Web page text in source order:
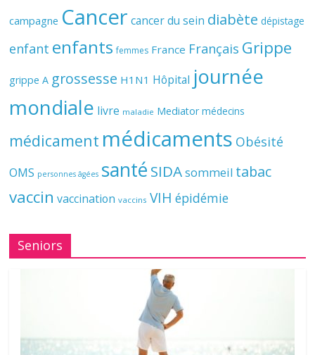
campagne Cancer cancer du sein diabète dépistage
enfant enfants femmes France Français Grippe
grippe A grossesse H1N1 Hôpital journée
mondiale livre maladie Mediator médecins
médicament médicaments Obésité
OMS personnes âgées santé SIDAsommeil tabac
vaccin vaccination vaccins VIH épidémie
Seniors